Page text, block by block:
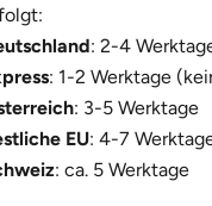
: 2-4
: 1-2 Werktage
: 3-5 Werktage
EU: 4-7
: ca. 5 Werktage
und sicher